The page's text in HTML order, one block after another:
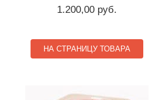
1.200,00 руб.
НА СТРАНИЦУ ТОВАРА